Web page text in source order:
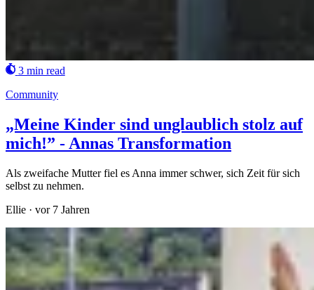
3 min read
Community
„Meine Kinder sind unglaublich stolz auf
mich!” - Annas Transformation
Als zweifache Mutter fiel es Anna immer schwer, sich Zeit für sich
selbst zu nehmen.
Ellie · vor 7 Jahren